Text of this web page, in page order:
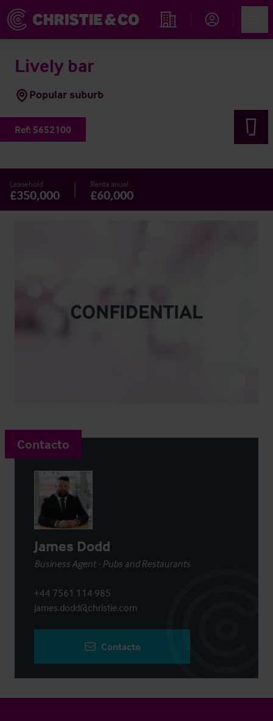
Propiedades
Lively bar
Popular suburb
Ref: 5652100
Leasehold
£350,000
Renta anual
£60,000
Contacto
James Dodd
Business Agent - Pubs and Restaurants
+44 7561 114 985
james.dodd@christie.com
Contacto